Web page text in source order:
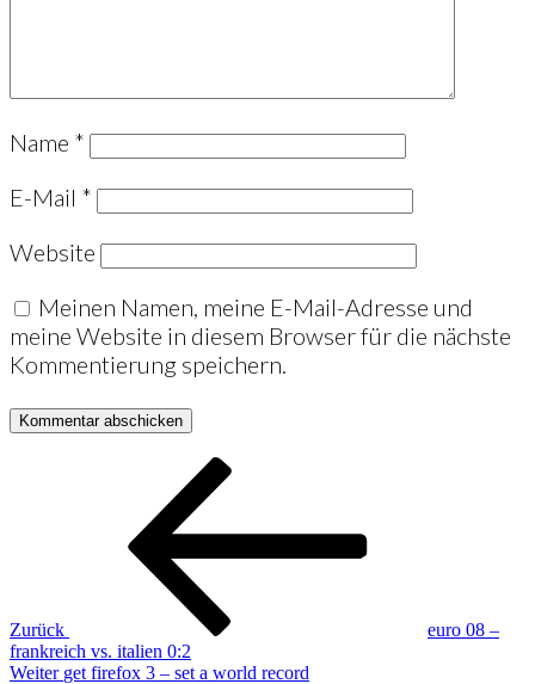
Name *
E-Mail *
Website
Meinen Namen, meine E-Mail-Adresse und
meine Website in diesem Browser für die nächste
Kommentierung speichern.
Beitrags-
Navigation
Zurück
euro 08 –
frankreich vs. italien 0:2
Nächster
Weiter get firefox 3 – set a world record